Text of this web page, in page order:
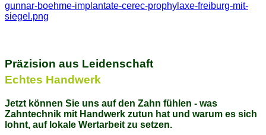
Präzision aus Leidenschaft
Echtes Handwerk
Jetzt können Sie uns auf den Zahn fühlen - was
Zahntechnik mit Handwerk zutun hat und warum es sich
lohnt, auf lokale Wertarbeit zu setzen.